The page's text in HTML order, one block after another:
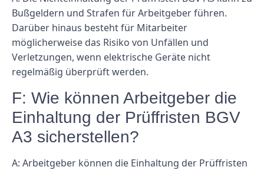
Bußgeldern und Strafen für Arbeitgeber führen.
Darüber hinaus besteht für Mitarbeiter
möglicherweise das Risiko von Unfällen und
Verletzungen, wenn elektrische Geräte nicht
regelmäßig überprüft werden.
F: Wie können Arbeitgeber die
Einhaltung der Prüffristen BGV
A3 sicherstellen?
A: Arbeitgeber können die Einhaltung der Prüffristen